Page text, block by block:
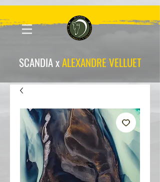
SCANDIA xALEXANDRE VELLUET